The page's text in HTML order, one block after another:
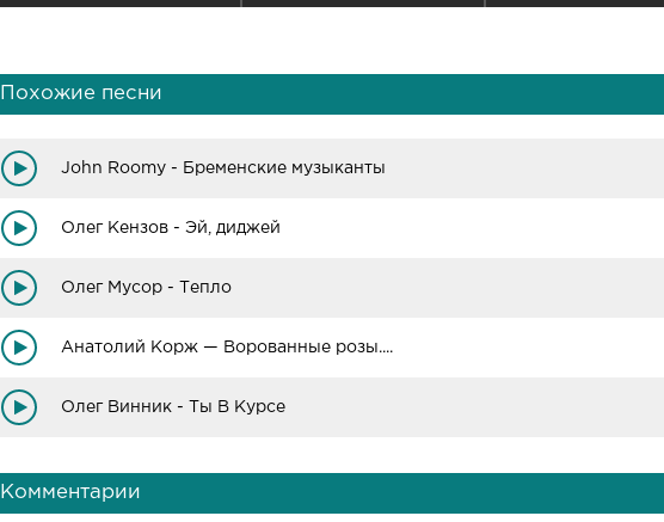
Похожие песни
John Roomy - Бременские музыканты
Олег Кензов - Эй, диджей
Олег Мусор - Тепло
Анатолий Корж — Ворованные розы....
Олег Винник - Ты В Курсе
Комментарии